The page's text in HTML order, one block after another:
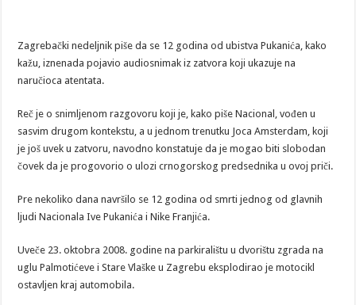
Zagrebački nedeljnik piše da se 12 godina od ubistva Pukanića, kako
kažu, iznenada pojavio audiosnimak iz zatvora koji ukazuje na
naručioca atentata.
Reč je o snimljenom razgovoru koji je, kako piše Nacional, vođen u
sasvim drugom kontekstu, a u jednom trenutku Joca Amsterdam, koji
je još uvek u zatvoru, navodno konstatuje da je mogao biti slobodan
čovek da je progovorio o ulozi crnogorskog predsednika u ovoj priči.
Pre nekoliko dana navršilo se 12 godina od smrti jednog od glavnih
ljudi Nacionala Ive Pukanića i Nike Franjića.
Uveče 23. oktobra 2008. godine na parkiralištu u dvorištu zgrada na
uglu Palmotićeve i Stare Vlaške u Zagrebu eksplodirao je motocikl
ostavljen kraj automobila.